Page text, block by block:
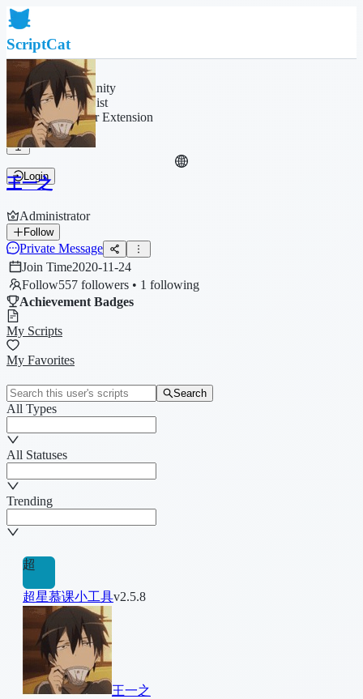
ScriptCat
Home
Community
Script List
Browser Extension
Login
王一之
Administrator
Follow
Private Message
Join Time2020-11-24
Follow557 followers • 1 following
Achievement Badges
My Scripts
My Favorites
Search
All Types
All Statuses
Trending
超
超星慕课小工具v2.5.8
王一之